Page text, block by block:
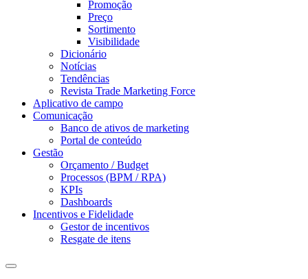
Promoção
Preço
Sortimento
Visibilidade
Dicionário
Notícias
Tendências
Revista Trade Marketing Force
Aplicativo de campo
Comunicação
Banco de ativos de marketing
Portal de conteúdo
Gestão
Orçamento / Budget
Processos (BPM / RPA)
KPIs
Dashboards
Incentivos e Fidelidade
Gestor de incentivos
Resgate de itens